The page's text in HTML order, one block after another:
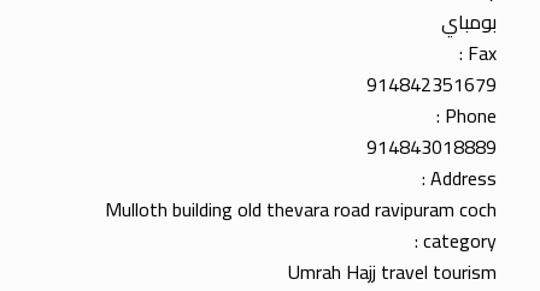
بومباي
Fax :
914842351679
Phone :
914843018889
Address :
Mulloth building old thevara road ravipuram coch
category :
Umrah Hajj travel tourism